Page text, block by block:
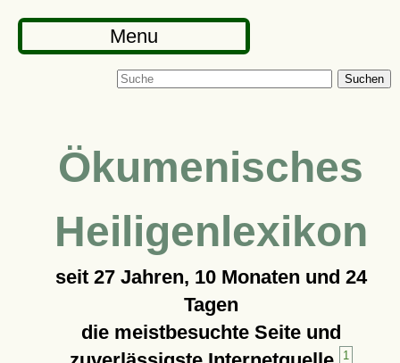
Menu
Suchen
Ökumenisches
Heiligenlexikon
seit 27 Jahren, 10 Monaten und 24
Tagen
die meistbesuchte Seite und
1